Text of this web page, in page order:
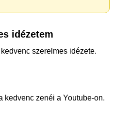
idézetem
szerelmes idézete.
kedvenc zenéi a Youtube-on.